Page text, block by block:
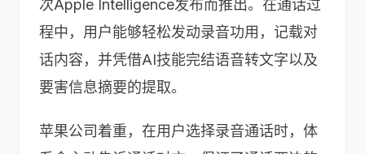
次Apple Intelligence发布而推出。在通话过
程中，用户能够轻松发动录音功用，记载对
话内容，并凭借AI技能完结语音转文字以及
要害信息摘要的提取。
苹果公司着重，在用户选择录音通话时，体